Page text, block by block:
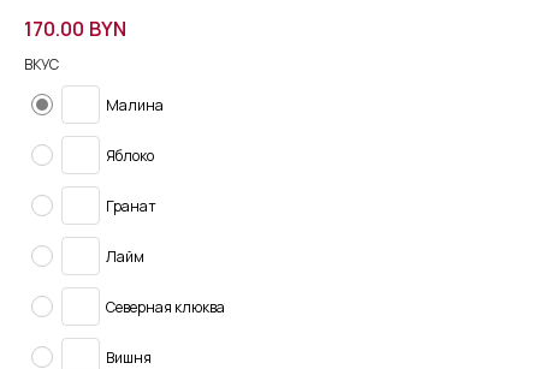
170.00 BYN
ВКУС
Малина
Яблоко
Гранат
Лайм
Северная клюква
Вишня